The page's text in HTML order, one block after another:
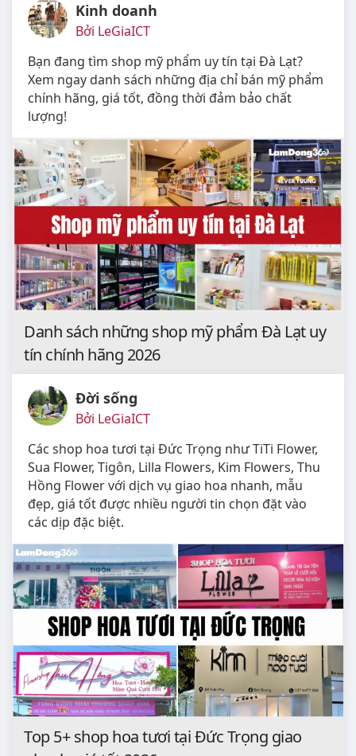
Kinh doanh
Bởi LeGiaICT
Bạn đang tìm shop mỹ phẩm uy tín tại Đà Lạt?
Xem ngay danh sách những địa chỉ bán mỹ phẩm
chính hãng, giá tốt, đồng thời đảm bảo chất
lượng!
Danh sách những shop mỹ phẩm Đà Lạt uy
tín chính hãng 2026
Đời sống
Bởi LeGiaICT
Các shop hoa tươi tại Đức Trọng như TiTi Flower,
Sua Flower, Tigôn, Lilla Flowers, Kim Flowers, Thu
Hồng Flower với dịch vụ giao hoa nhanh, mẫu
đẹp, giá tốt được nhiều người tin chọn đặt vào
các dịp đặc biệt.
Top 5+ shop hoa tươi tại Đức Trọng giao